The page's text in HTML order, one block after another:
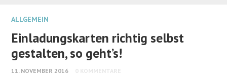
ALLGEMEIN
Einladungskarten richtig selbst
gestalten, so geht’s!
11. NOVEMBER 2016 0 KOMMENTARE